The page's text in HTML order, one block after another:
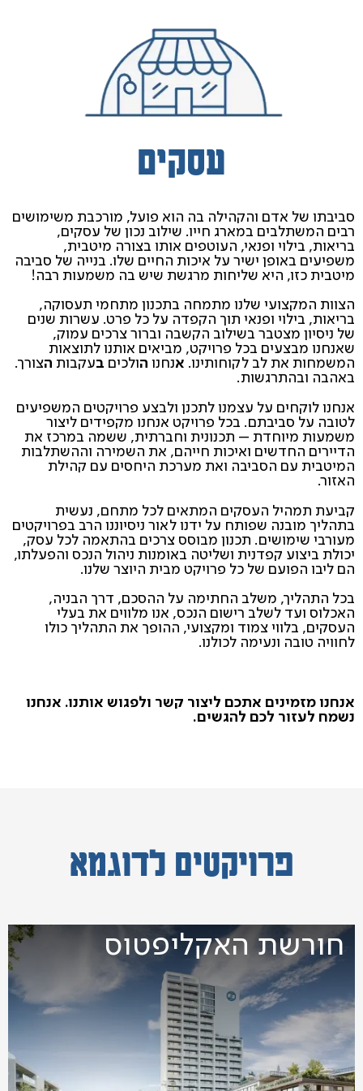
עסקים
סביבתו של אדם והקהילה בה הוא פועל, מורכבת משימושים
רבים המשתלבים במארג חייו. שילוב נכון של עסקים,
בריאות, בילוי ופנאי, העוטפים אותו בצורה מיטבית,
משפיעים באופן ישיר על איכות החיים שלו. בנייה של סביבה
מיטבית כזו, היא שליחות מרגשת שיש בה משמעות רבה!
הצוות המקצועי שלנו מתמחה בתכנון מתחמי תעסוקה,
בריאות, בילוי ופנאי תוך הקפדה על כל פרט. עשרות שנים
של ניסיון מצטבר בשילוב הקשבה וברור צרכים עמוק,
שאנחנו מבצעים בכל פרויקט, מביאים אותנו לתוצאות
המשמחות את לב לקוחותינו. אנחנו הולכים בעקבות הצורך.
באהבה ובהתרגשות.
אנחנו לוקחים על עצמנו לתכנן ולבצע פרויקטים המשפיעים
לטובה על סביבתם. בכל פרויקט אנחנו מקפידים ליצור
משמעות מיוחדת – תכנונית וחברתית, ששמה במרכז את
הדיירים החדשים ואיכות חייהם, את השמירה וההשתלבות
המיטבית עם הסביבה ואת מערכת היחסים עם קהילת
האזור.
קביעת תמהיל העסקים המתאים לכל מתחם, נעשית
בתהליך מובנה שפותח על ידנו לאור ניסיוננו הרב בפרויקטים
מעורבי שימושים. תכנון מבוסס צרכים בהתאמה לכל עסק,
יכולת ביצוע קפדנית ושליטה באומנות ניהול הנכס והפעלתו,
הם ליבו הפועם של כל פרויקט מבית היוצר שלנו.
בכל התהליך, משלב החתימה על ההסכם, דרך הבניה,
האכלוס ועד לשלב רישום הנכס, אנו מלווים את בעלי
העסקים, בלווי צמוד ומקצועי, ההופך את התהליך כולו
לחוויה טובה ונעימה לכולנו.
אנחנו מזמינים אתכם ליצור קשר ולפגוש אותנו. אנחנו
נשמח לעזור לכם להגשים.
פרויקטים לדוגמא
חורשת האקליפטוס